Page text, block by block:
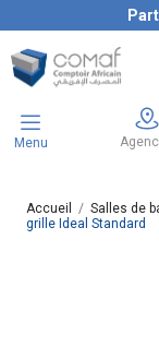
Menu
Accueil Salles de
grille Ideal Standard